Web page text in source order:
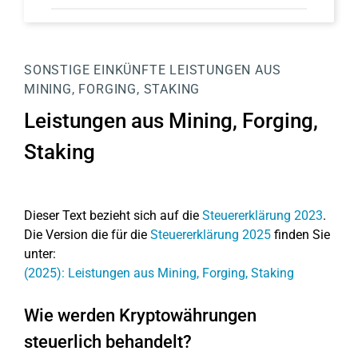
SONSTIGE EINKÜNFTE LEISTUNGEN AUS
MINING, FORGING, STAKING
Leistungen aus Mining, Forging,
Staking
Dieser Text bezieht sich auf die Steuererklärung 2023.
Die Version die für die Steuererklärung 2025 finden Sie
unter:
(2025): Leistungen aus Mining, Forging, Staking
Wie werden Kryptowährungen
steuerlich behandelt?